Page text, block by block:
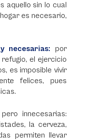
aquello sin lo cual
es necesario,
necesarias: por
el ejercicio
es imposible vivir
felices, pues
pero innecesarias:
la cerveza,
permiten llevar